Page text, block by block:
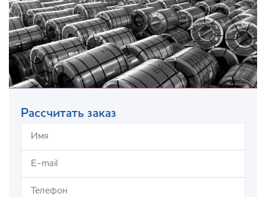
Рассчитать заказ